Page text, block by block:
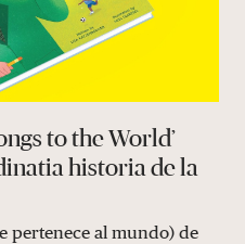
to the World’
historia de la
pertenece al mundo) de